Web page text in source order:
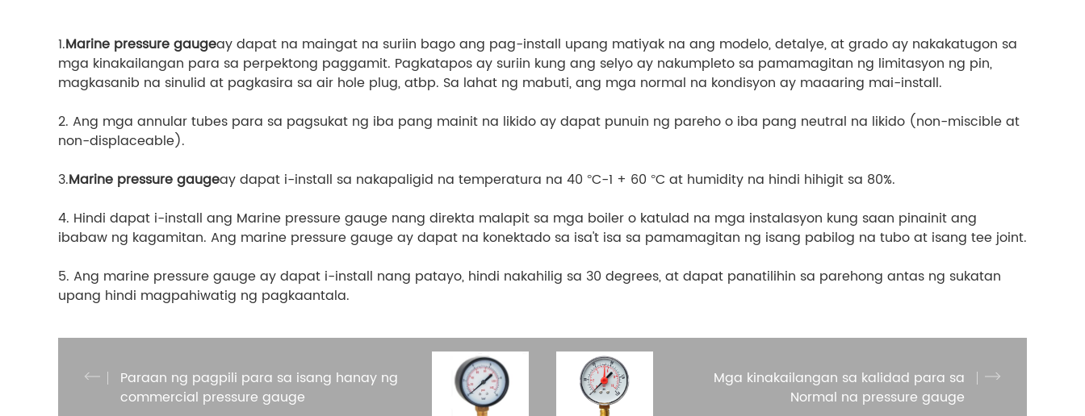
1.Marine pressure gaugeay dapat na maingat na suriin bago ang pag-install upang matiyak na ang modelo, detalye, at grado ay nakakatugon sa
mga kinakailangan para sa perpektong paggamit. Pagkatapos ay suriin kung ang selyo ay nakumpleto sa pamamagitan ng limitasyon ng pin,
magkasanib na sinulid at pagkasira sa air hole plug, atbp. Sa lahat ng mabuti, ang mga normal na kondisyon ay maaaring mai-install.
2. Ang mga annular tubes para sa pagsukat ng iba pang mainit na likido ay dapat punuin ng pareho o iba pang neutral na likido (non-miscible at
non-displaceable).
3.Marine pressure gaugeay dapat i-install sa nakapaligid na temperatura na 40 °C-1 + 60 °C at humidity na hindi hihigit sa 80%.
4. Hindi dapat i-install ang Marine pressure gauge nang direkta malapit sa mga boiler o katulad na mga instalasyon kung saan pinainit ang
ibabaw ng kagamitan. Ang marine pressure gauge ay dapat na konektado sa isa't isa sa pamamagitan ng isang pabilog na tubo at isang tee joint.
5. Ang marine pressure gauge ay dapat i-install nang patayo, hindi nakahilig sa 30 degrees, at dapat panatilihin sa parehong antas ng sukatan
upang hindi magpahiwatig ng pagkaantala.
Paraan ng pagpili para sa isang hanay ng
commercial pressure gauge
Mga kinakailangan sa kalidad para sa
Normal na pressure gauge